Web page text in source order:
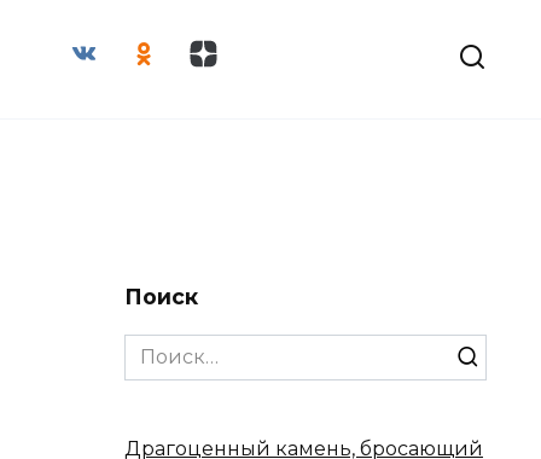
Поиск
Search
for:
Драгоценный камень, бросающий